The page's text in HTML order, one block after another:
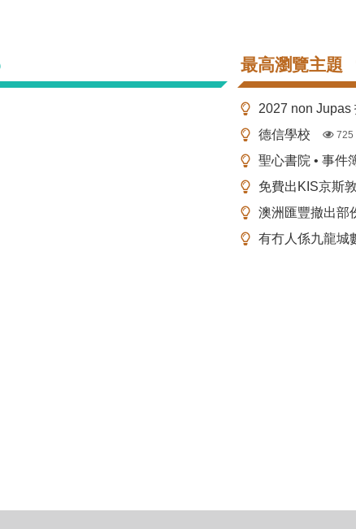
最高瀏覽主題
2027 non Jupas
德信學校 725
聖心書院 • 事件
免費出KIS京斯
澳洲匯豐撤出部
有冇人係九龍城